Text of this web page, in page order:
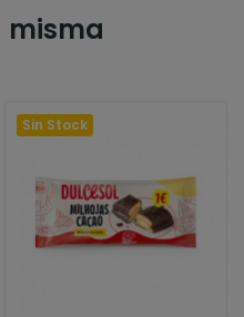
misma
Sin Stock